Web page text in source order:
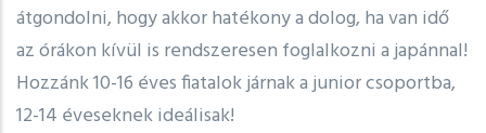
átgondolni, hogy akkor hatékony a dolog, ha van idő
az órákon kívül is rendszeresen foglalkozni a japánnal!
Hozzánk 10-16 éves fiatalok járnak a junior csoportba,
12-14 éveseknek ideálisak!